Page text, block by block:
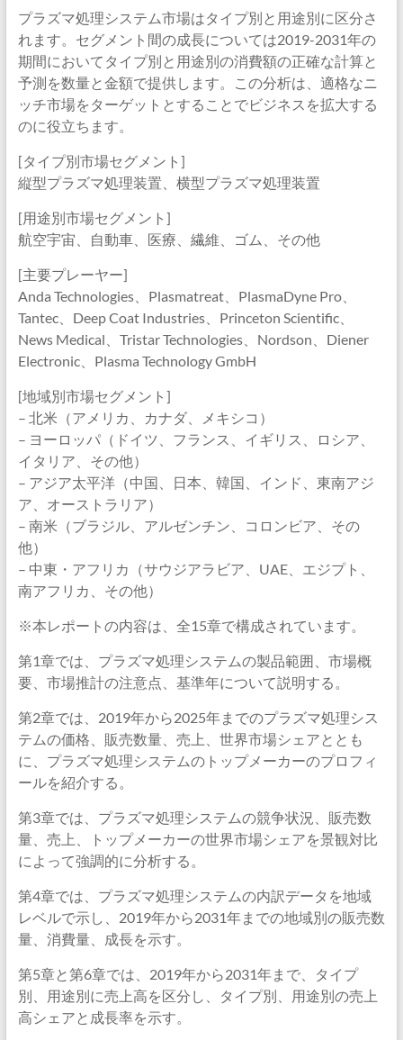
プラズマ処理システム市場はタイプ別と用途別に区分さ
れます。セグメント間の成長については2019-2031年の
期間においてタイプ別と用途別の消費額の正確な計算と
予測を数量と金額で提供します。この分析は、適格なニ
ッチ市場をターゲットとすることでビジネスを拡大する
のに役立ちます。
[タイプ別市場セグメント]
縦型プラズマ処理装置、横型プラズマ処理装置
[用途別市場セグメント]
航空宇宙、自動車、医療、繊維、ゴム、その他
[主要プレーヤー]
Anda Technologies、Plasmatreat、PlasmaDyne Pro、
Tantec、Deep Coat Industries、Princeton Scientific、
News Medical、Tristar Technologies、Nordson、Diener
Electronic、Plasma Technology GmbH
[地域別市場セグメント]
– 北米（アメリカ、カナダ、メキシコ）
– ヨーロッパ（ドイツ、フランス、イギリス、ロシア、
イタリア、その他）
– アジア太平洋（中国、日本、韓国、インド、東南アジ
ア、オーストラリア）
– 南米（ブラジル、アルゼンチン、コロンビア、その
他）
– 中東・アフリカ（サウジアラビア、UAE、エジプト、
南アフリカ、その他）
※本レポートの内容は、全15章で構成されています。
第1章では、プラズマ処理システムの製品範囲、市場概
要、市場推計の注意点、基準年について説明する。
第2章では、2019年から2025年までのプラズマ処理シス
テムの価格、販売数量、売上、世界市場シェアととも
に、プラズマ処理システムのトップメーカーのプロフィ
ールを紹介する。
第3章では、プラズマ処理システムの競争状況、販売数
量、売上、トップメーカーの世界市場シェアを景観対比
によって強調的に分析する。
第4章では、プラズマ処理システムの内訳データを地域
レベルで示し、2019年から2031年までの地域別の販売数
量、消費量、成長を示す。
第5章と第6章では、2019年から2031年まで、タイプ
別、用途別に売上高を区分し、タイプ別、用途別の売上
高シェアと成長率を示す。